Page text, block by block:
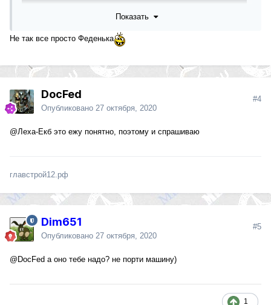
Показать
Не так все просто Феденька
DocFed
Опубликовано 27 октября, 2020
#4
@Леха-Екб это ежу понятно, поэтому и спрашиваю
главстрой12.рф
Dim651
Опубликовано 27 октября, 2020
#5
@DocFed а оно тебе надо? не порти машину)
1